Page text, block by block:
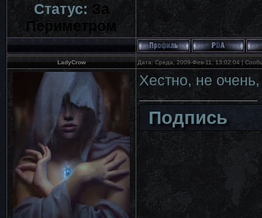
Статус:За
Периметром
LadyCrow Дата: Среда, 2009-Фев-11, 13:02:04 |
Xестно, не
Подпись